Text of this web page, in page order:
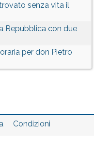
senza vita il
Repubblica con due
per don Pietro
Condizioni